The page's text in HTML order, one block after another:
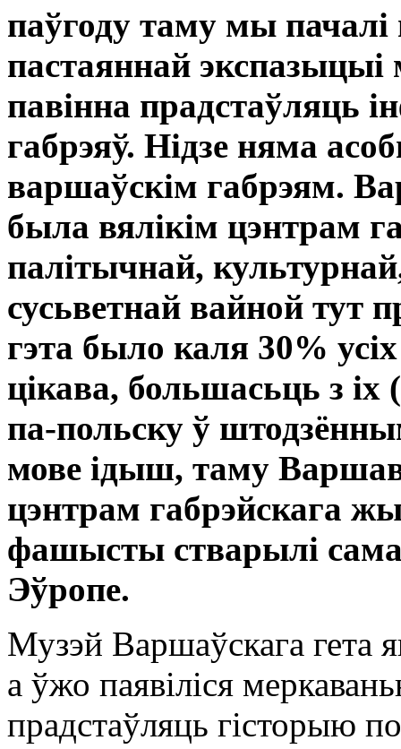
паўгоду таму мы
пастаяннай экспазыцыі
павінна прадстаўляць
габрэяў. Нідзе няма
варшаўскім габрэям.
была вялікім цэнтрам
палітычнай,
сусьветнай вайной тут
гэта было каля 30%
цікава, большасьць з
па-польску ў
мове ідыш, таму
цэнтрам габрэйскага
фашысты стварылі
Эўропе.
Музэй Варшаўскага гета
а ўжо паявіліся
прадстаўляць гісторыю